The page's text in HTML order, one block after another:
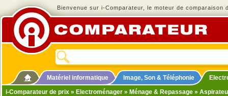
Bienvenue sur i-Comparateur, le moteur de comparaison
Matériel informatique Image, Son & Téléphonie
i-Comparateur de prix » Electroménager » Ménage & Repassage »